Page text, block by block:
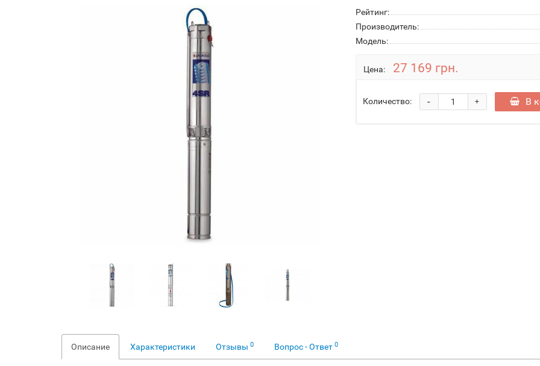
Рейтинг:
Производитель:
Модель:
Цена: 27 169 грн.
Количество: +
- В
Описание Характеристики Отзывы 0 Вопрос - Ответ 0